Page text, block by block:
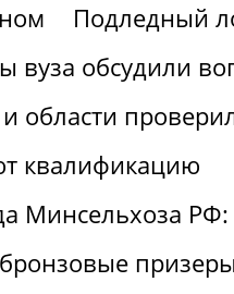
Подледный
вуза обсудили
области
квалификацию
Минсельхоза